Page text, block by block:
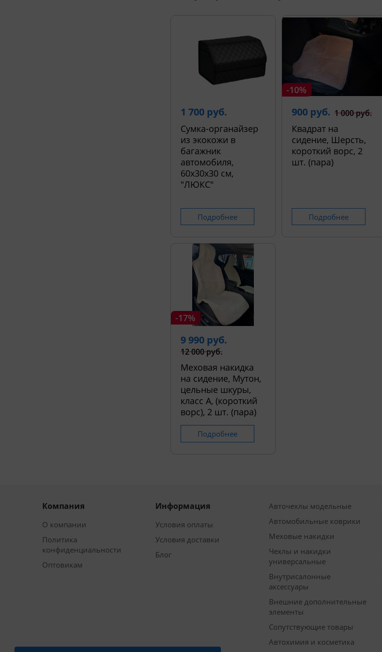
1 700 руб.
Сумка-органайзер
из экокожи в
багажник
автомобиля,
60х30х30 см,
"ЛЮКС"
Подробнее
-10%
900 руб. 1 000 руб.
Квадрат на
сидение, Шерсть,
короткий ворс, 2
шт. (пара)
Подробнее
-17%
9 990 руб.
12 000 руб.
Меховая накидка
на сидение, Мутон,
цельные шкуры,
класс А, (короткий
ворс), 2 шт. (пара)
Подробнее
Компания
О компании
Политика
конфиденциальности
Оптовикам
Информация
Условия оплаты
Условия доставки
Блог
Авточехлы модельные
Автомобильные коврики
Меховые накидки
Чехлы и накидки
универсальные
Внутрисалонные
аксессуары
Внешние дополнительные
элементы
Сопутствующие товары
Автохимия и косметика